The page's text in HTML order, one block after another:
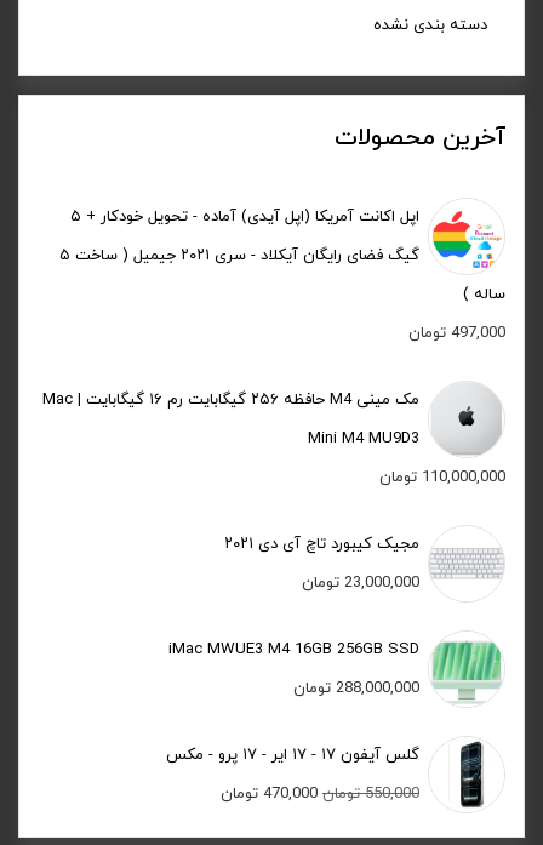
دسته بندی نشده
آخرین محصولات
اپل اکانت آمریکا (اپل آیدی) آماده - تحویل خودکار + ۵
گیگ فضای رایگان آیکلاد - سری ۲۰۲۱ جیمیل ( ساخت ۵
ساله )
497,000 تومان
مک مینی M4 حافظه ۲۵۶ گیگابایت رم ۱۶ گیگابایت | Mac
Mini M4 MU9D3
110,000,000 تومان
مجیک کیبورد تاچ آی دی ۲۰۲۱
23,000,000 تومان
iMac MWUE3 M4 16GB 256GB SSD
288,000,000 تومان
گلس آیفون ۱۷ - ۱۷ ایر - ۱۷ پرو - مکس
550,000 تومان قیمت
اصلی:
470,000 تومانقیمت
فعلی: